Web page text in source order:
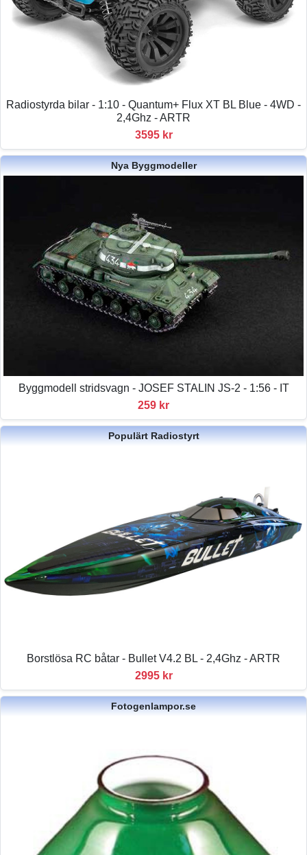
Radiostyrda bilar - 1:10 - Quantum+ Flux XT BL Blue - 4WD -
2,4Ghz - ARTR
3595 kr
Nya Byggmodeller
Byggmodell stridsvagn - JOSEF STALIN JS-2 - 1:56 - IT
259 kr
Populärt Radiostyrt
Borstlösa RC båtar - Bullet V4.2 BL - 2,4Ghz - ARTR
2995 kr
Fotogenlampor.se